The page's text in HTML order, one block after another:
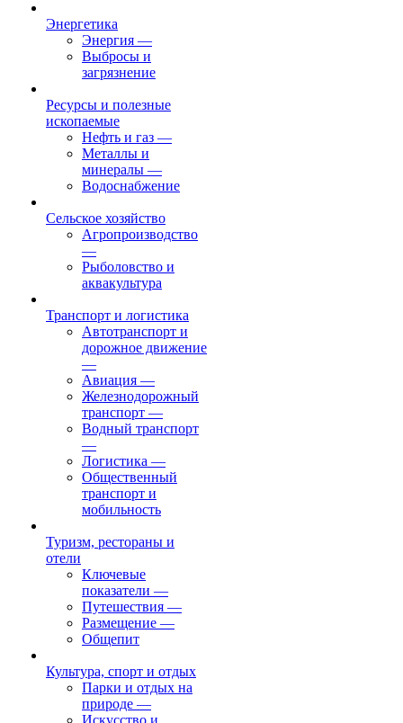
Энергетика
Энергия —
Выбросы и
загрязнение
Ресурсы и полезные
ископаемые
Нефть и газ —
Металлы и
минералы —
Водоснабжение
Сельское хозяйство
Агропроизводство
—
Рыболовство и
аквакультура
Транспорт и логистика
Автотранспорт и
дорожное движение
—
Авиация —
Железнодорожный
транспорт —
Водный транспорт
—
Логистика —
Общественный
транспорт и
мобильность
Туризм, рестораны и
отели
Ключевые
показатели —
Путешествия —
Размещение —
Общепит
Культура, спорт и отдых
Парки и отдых на
природе —
Искусство и